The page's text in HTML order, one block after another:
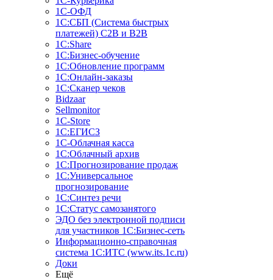
1С-ОФД
1С:СБП (Система быстрых
платежей) C2B и B2B
1С:Share
1С:Бизнес-обучение
1С:Обновление программ
1С:Онлайн-заказы
1С:Сканер чеков
Bidzaar
Sellmonitor
1C-Store
1С:ЕГИСЗ
1С-Облачная касса
1С:Облачный архив
1С:Прогнозирование продаж
1С:Универсальное
прогнозирование
1С:Синтез речи
1С:Статус самозанятого
ЭДО без электронной подписи
для участников 1С:Бизнес-сеть
Информационно-справочная
система 1С:ИТС (www.its.1c.ru)
Доки
Ещё